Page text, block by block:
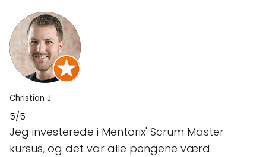
Christian J.
5/5
Jeg investerede i Mentorix' Scrum Master
kursus, og det var alle pengene værd.